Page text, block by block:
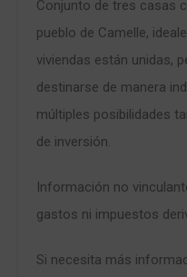
Conjunto de tres casas
pueblo de Camelle,
viviendas están unidas,
destinarse de manera
múltiples posibilidades
de inversión.
Información no
gastos ni impuestos
Si necesita más